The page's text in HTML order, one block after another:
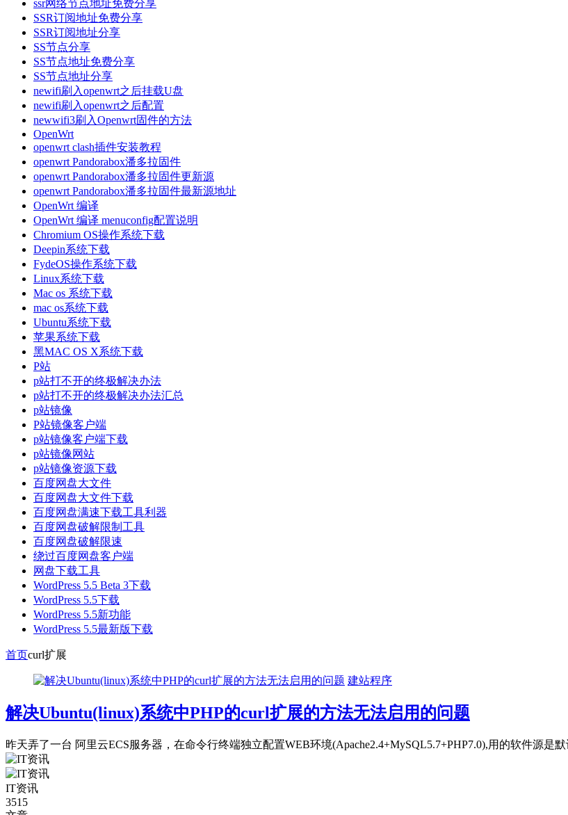
ssr网络节点地址免费分享
SSR订阅地址免费分享
SSR订阅地址分享
SS节点分享
SS节点地址免费分享
SS节点地址分享
newifi刷入openwrt之后挂载U盘
newifi刷入openwrt之后配置
newwifi3刷入Openwrt固件的方法
OpenWrt
openwrt clash插件安装教程
openwrt Pandorabox潘多拉固件
openwrt Pandorabox潘多拉固件更新源
openwrt Pandorabox潘多拉固件最新源地址
OpenWrt 编译
OpenWrt 编译 menuconfig配置说明
Chromium OS操作系统下载
Deepin系统下载
FydeOS操作系统下载
Linux系统下载
Mac os 系统下载
mac os系统下载
Ubuntu系统下载
苹果系统下载
黑MAC OS X系统下载
P站
p站打不开的终极解决办法
p站打不开的终极解决办法汇总
p站镜像
P站镜像客户端
p站镜像客户端下载
p站镜像网站
p站镜像资源下载
百度网盘大文件
百度网盘大文件下载
百度网盘满速下载工具利器
百度网盘破解限制工具
百度网盘破解限速
绕过百度网盘客户端
网盘下载工具
WordPress 5.5 Beta 3下载
WordPress 5.5下载
WordPress 5.5新功能
WordPress 5.5最新版下载
首页curl扩展
建站程序
解决Ubuntu(linux)系统中PHP的curl扩展的方法无法启用的问题
昨天弄了一台 阿里云ECS服务器，在命令行终端独立配置WEB环境(Apache2.4+MySQL5.7+PHP7.0),用的软件源
IT资讯
3515